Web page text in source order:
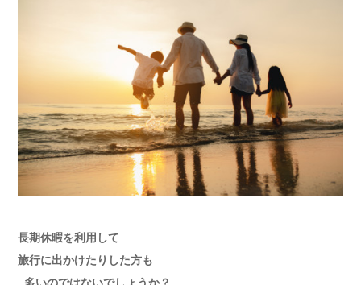
長期休暇を利用して
旅行に出かけたりした方も